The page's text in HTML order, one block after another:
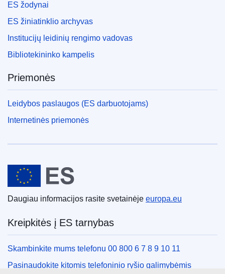
ES žodynai
ES žiniatinklio archyvas
Institucijų leidinių rengimo vadovas
Bibliotekininko kampelis
Priemonės
Leidybos paslaugos (ES darbuotojams)
Internetinės priemonės
Europos Sąjunga
Daugiau informacijos rasite svetainėje europa.eu
Kreipkitės į ES tarnybas
Skambinkite mums telefonu 00 800 6 7 8 9 10 11
Pasinaudokite kitomis telefoninio ryšio galimybėmis